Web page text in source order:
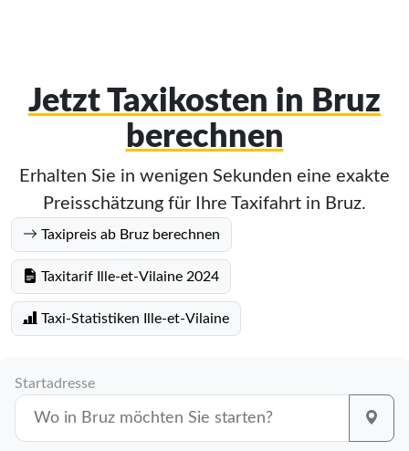
Jetzt Taxikosten in Bruz
berechnen
Erhalten Sie in wenigen Sekunden eine exakte
Preisschätzung für Ihre Taxifahrt in Bruz.
Taxipreis ab Bruz berechnen
Taxitarif Ille-et-Vilaine 2024
Taxi-Statistiken Ille-et-Vilaine
Startadresse